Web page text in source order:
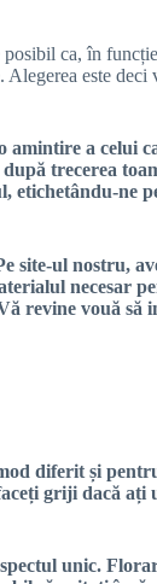
posibil ca, în
este deci
a celui
trecerea
ne
site-ul nostru,
necesar
revine vouă să
diferit și
griji dacă ați
unic.